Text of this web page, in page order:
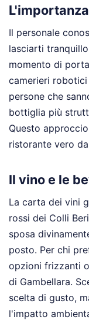
Il personale
lasciarti
momento di
camerieri
persone che
bottiglia più
Questo
ristorante vero
Il vino e le
La carta dei vini
rossi dei Colli
sposa
posto. Per chi
opzioni frizzanti
di Gambellara.
scelta di gusto,
l'impatto